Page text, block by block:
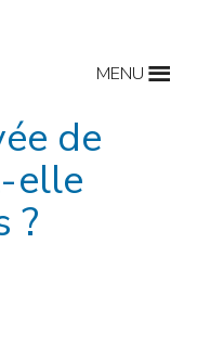
MENU
de
elle
?